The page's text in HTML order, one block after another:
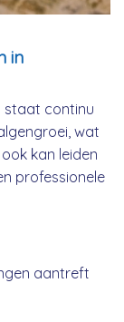
in
staat continu
wat
kan leiden
professionele
aantreft